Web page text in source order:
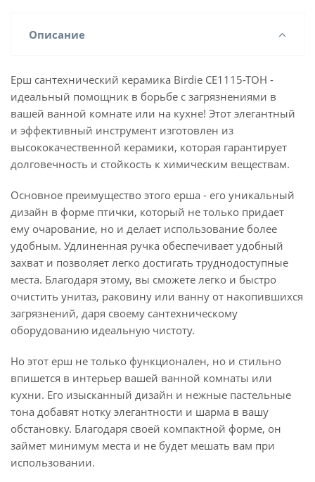
Описание
Ерш сантехнический керамика Birdie CE1115-TOH -
идеальный помощник в борьбе с загрязнениями в
вашей ванной комнате или на кухне! Этот элегантный
и эффективный инструмент изготовлен из
высококачественной керамики, которая гарантирует
долговечность и стойкость к химическим веществам.
Основное преимущество этого ерша - его уникальный
дизайн в форме птички, который не только придает
ему очарование, но и делает использование более
удобным. Удлиненная ручка обеспечивает удобный
захват и позволяет легко достигать труднодоступные
места. Благодаря этому, вы сможете легко и быстро
очистить унитаз, раковину или ванну от накопившихся
загрязнений, даря своему сантехническому
оборудованию идеальную чистоту.
Но этот ерш не только функционален, но и стильно
впишется в интерьер вашей ванной комнаты или
кухни. Его изысканный дизайн и нежные пастельные
тона добавят нотку элегантности и шарма в вашу
обстановку. Благодаря своей компактной форме, он
займет минимум места и не будет мешать вам при
использовании.